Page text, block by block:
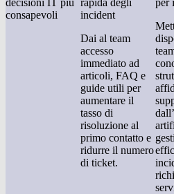
decisioni IT più
consapevoli
rapida degli
incident
Dai al team
accesso
immediato ad
articoli, FAQ e
guide utili per
aumentare il
tasso di
risoluzione al
primo contatto e
ridurre il numero
di ticket.
per